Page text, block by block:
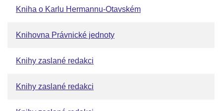
Kniha o Karlu Hermannu-Otavském
Knihovna Právnické jednoty
Knihy zaslané redakci
Knihy zaslané redakci